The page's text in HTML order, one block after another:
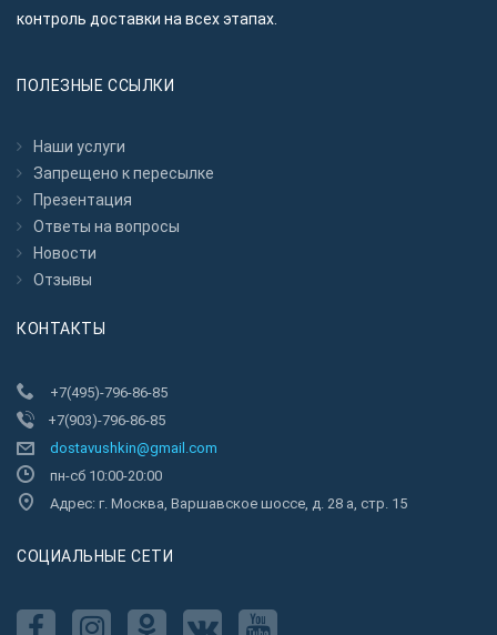
контроль доставки на всех этапах.
ПОЛЕЗНЫЕ ССЫЛКИ
Наши услуги
Запрещено к пересылкe
Презентация
Ответы на вопросы
Новости
Отзывы
КОНТАКТЫ
+7(495)-796-86-85
+7(903)-796-86-85
dostavushkin@gmail.com
пн-сб 10:00-20:00
Адрес: г. Москва, Варшавское шоссе, д. 28 а, стр. 15
CОЦИАЛЬНЫЕ СЕТИ